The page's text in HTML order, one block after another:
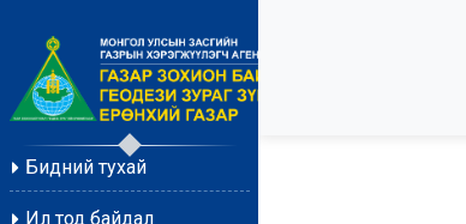
Бидний тухай
Ил тод байдал